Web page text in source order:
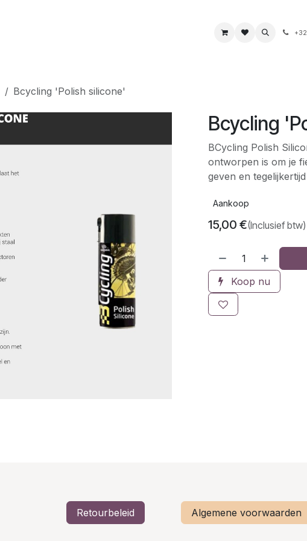
Juwelen
Bcycling 'Polish silicone'
Bcycling
BCycling Polish
ontworpen is om je
geven en
Aankoop
15,00 €(Inclusief btw)
Koop nu
Retourbeleid Algemene voorwaarden